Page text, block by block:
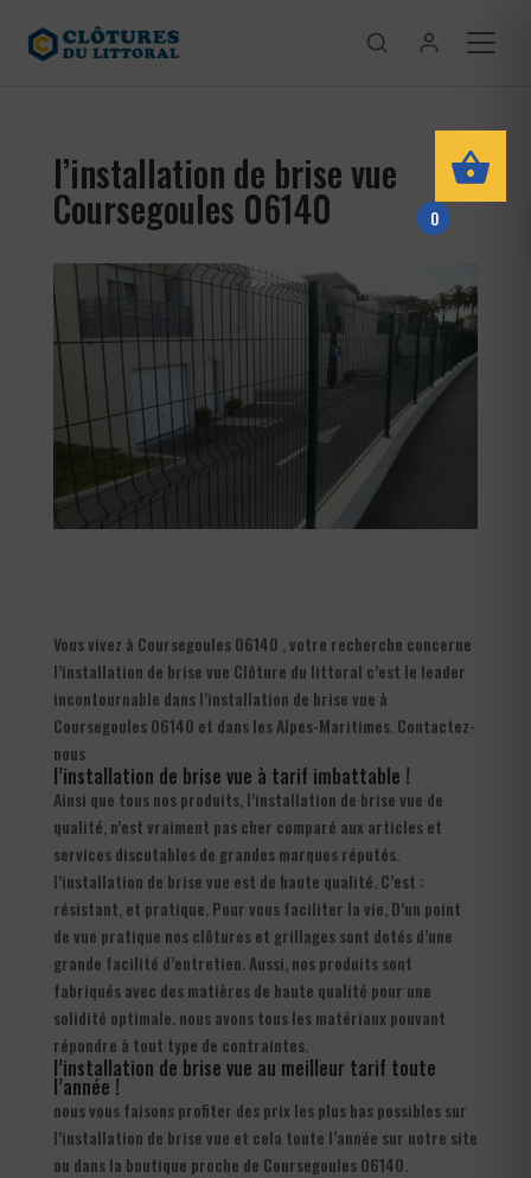
l’installation de brise vue
Coursegoules 06140
Vous vivez à Coursegoules 06140 , votre recherche concerne
l’installation de brise vue Clôture du littoral c’est le leader
incontournable dans l’installation de brise vue à
Coursegoules 06140 et dans les Alpes-Maritimes. Contactez-
nous
l’installation de brise vue à tarif imbattable !
Ainsi que tous nos produits, l’installation de brise vue de
qualité, n’est vraiment pas cher comparé aux articles et
services discutables de grandes marques réputés.
l’installation de brise vue est de haute qualité. C’est :
résistant, et pratique. Pour vous faciliter la vie, D’un point
de vue pratique nos clôtures et grillages sont dotés d’une
grande facilité d’entretien. Aussi, nos produits sont
fabriqués avec des matières de haute qualité pour une
solidité optimale. nous avons tous les matériaux pouvant
répondre à tout type de contraintes.
l’installation de brise vue au meilleur tarif toute
l’année !
nous vous faisons profiter des prix les plus bas possibles sur
l’installation de brise vue et cela toute l’année sur notre site
ou dans la boutique proche de Coursegoules 06140.
0